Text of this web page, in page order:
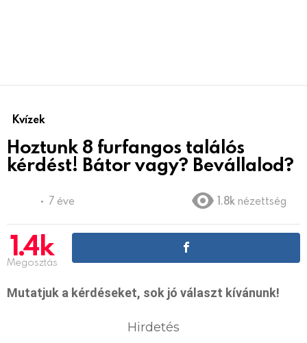
Kvízek
Hoztunk 8 furfangos találós
kérdést! Bátor vagy? Bevállalod?
7 éve 1.8k nézettség
1.4k
Megosztás
Mutatjuk a kérdéseket, sok jó választ kívánunk!
Hirdetés